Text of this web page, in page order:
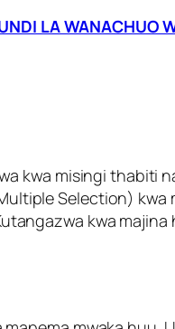
LA WANACHUO
kwa misingi thabiti
Selection)
kwa